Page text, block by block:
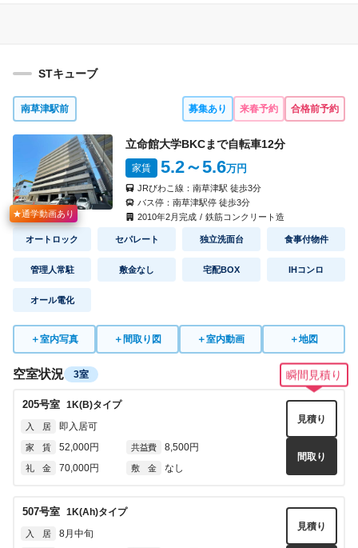
STキューブ
南草津駅前 募集あり 来春予約 合格前予約
★通学動画あり
立命館大学BKCまで自転車12分
家賃 5.2～5.6万円
JRびわこ線： 南草津駅 徒歩3分
バス停： 南草津駅停徒歩3分
2010年2月完成 / 鉄筋コンクリート造
オートロック セパレート 独立洗面台 食事付物件
管理人常駐 敷金なし 宅配BOX IHコンロ
オール電化
＋室内写真 ＋ 間取り図 ＋室内動画 ＋地図
空室状況 3室 瞬間見積り
205号室 1K(B)タイプ
入 居 即入居可
家 賃 52,000円 共益費 8,500円
礼 金 70,000円 敷 金 なし
見積り
間取り
507号室 1K(Ah)タイプ
入 居 8月中旬
見積り